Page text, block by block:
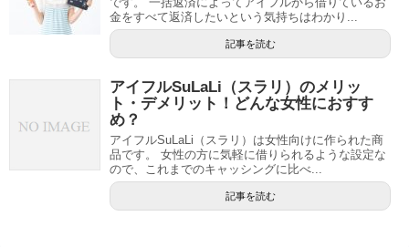
金をすべて返済したいという気持ちはわかり...
記事を読む
アイフルSuLaLi（スラリ）のメリッ
ト・デメリット！どんな女性におすす
め？
アイフルSuLaLi（スラリ）は女性向けに作られた商
品です。 女性の方に気軽に借りられるような設定な
ので、これまでのキャッシングに比べ...
記事を読む